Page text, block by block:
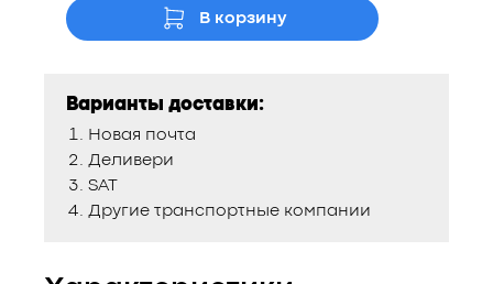
В корзину
Варианты доставки:
Новая почта
Деливери
SAT
Другие транспортные компании